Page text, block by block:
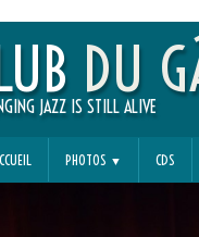
DU
JAZZ IS STILL ALIVE
PHOTOS ▼ CDS